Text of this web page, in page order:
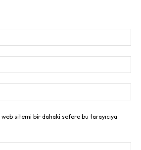
sitemi bir dahaki sefere bu tarayıcıya